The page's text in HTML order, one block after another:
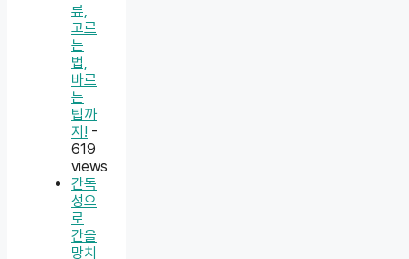
류,
고르
는
법,
바르
는
팁까
지! -
619
views
간독
성으
로
간을
망치